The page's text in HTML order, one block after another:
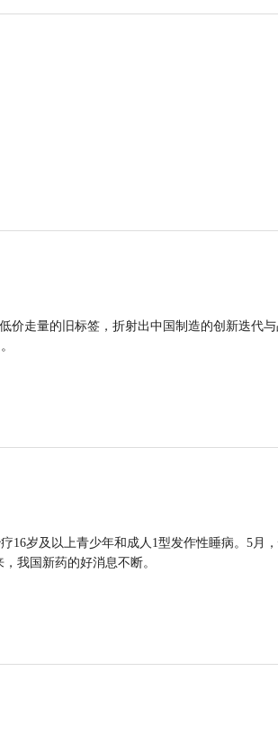
价走量的旧标签，折射出中国制造的创新迭代
16岁及以上青少年和成人1型发作性睡病。5月
我国新药的好消息不断。